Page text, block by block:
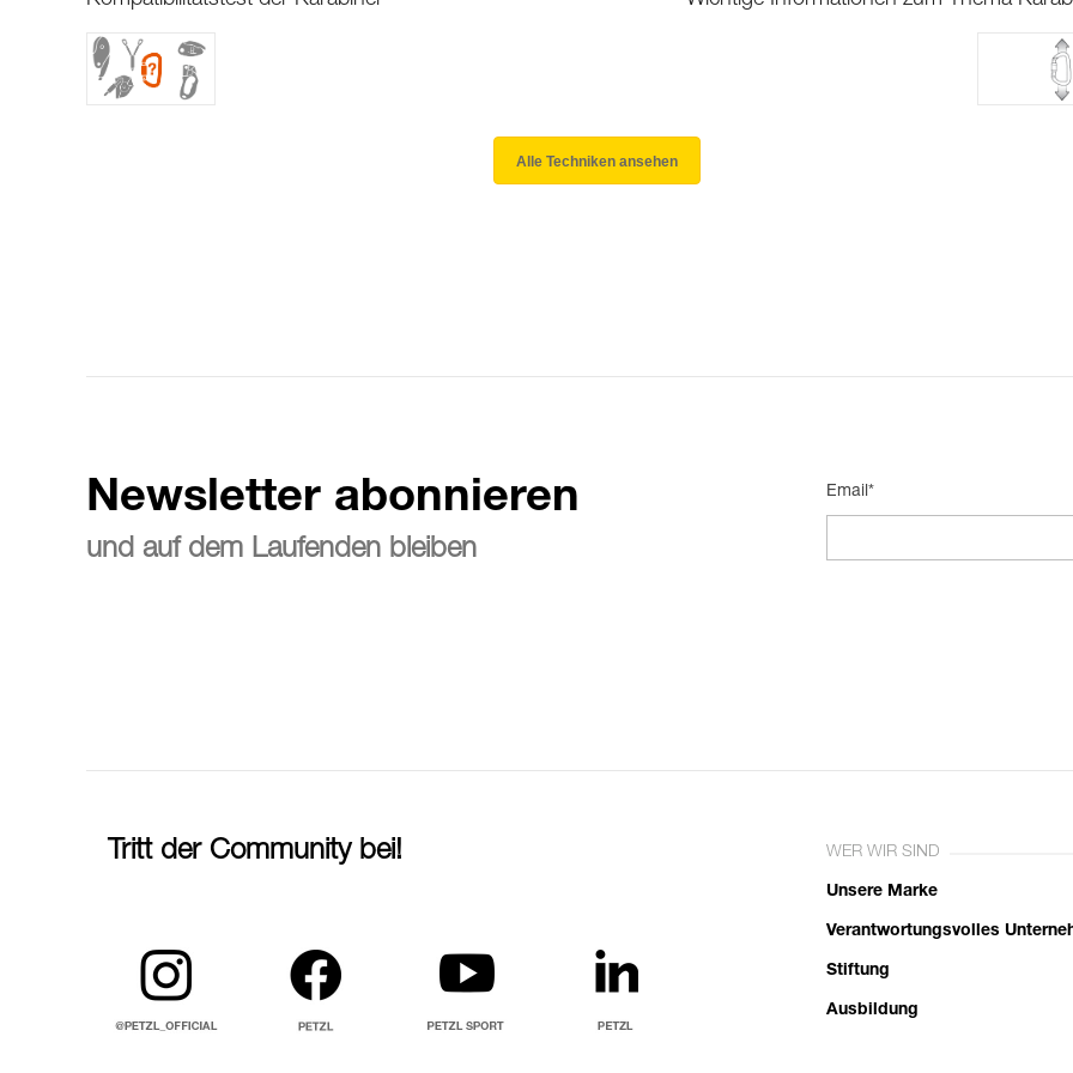
Alle Techniken ansehen
Newsletter abonnieren
und auf dem Laufenden bleiben
Email*
Tritt der Community bei! WER WIR SIND
Unsere Marke
Verantwortungsvolles
Stiftung
Ausbildung